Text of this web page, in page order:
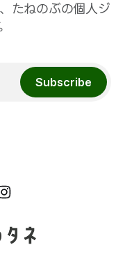
たねのぶの個人ジ
Subscribe